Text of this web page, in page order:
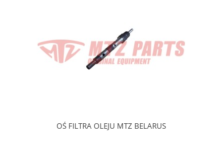
OŚ FILTRA OLEJU MTZ BELARUS